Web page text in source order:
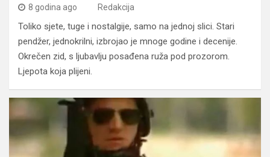
8 godina ago Redakcija
Toliko sjete, tuge i nostalgije, samo na jednoj slici. Stari
pendžer, jednokrilni, izbrojao je mnoge godine i decenije.
Okrečen zid, s ljubavlju posađena ruža pod prozorom.
Ljepota koja plijeni.